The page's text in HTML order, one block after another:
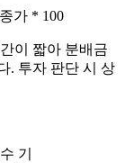
가 * 100
이 짧아 분배금
. 투자 판단 시 상
기